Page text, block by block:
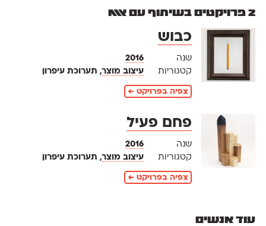
2 פרויקטים בשיתוף עם אאא
כבוש
שנה
2016
קטגוריות
עיצוב מוצר, תערוכת עיפרון
צפיה בפרויקט ←
פחם פעיל
שנה
2016
קטגוריות
עיצוב מוצר, תערוכת עיפרון
צפיה בפרויקט ←
עוד אנשים